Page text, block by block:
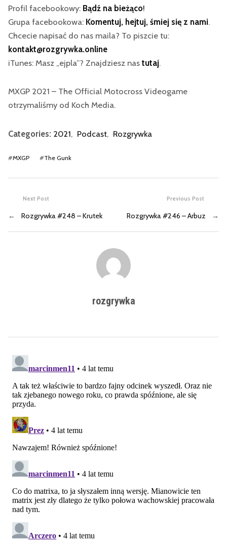
Profil facebookowy: Bądź na bieżąco!
Grupa facebookowa: Komentuj, hejtuj, śmiej się z nami.
Chcecie napisać do nas maila? To piszcie tu:
kontakt@rozgrywka.online
iTunes: Masz „ejpla”? Znajdziesz nastutaj.
MXGP 2021 – The Official Motocross Videogame
otrzymaliśmy od Koch Media.
Categories: 2021, Podcast, Rozgrywka
#MXGP #The Gunk
Previous Post
Rozgrywka #246 – Arbuz →
Next Post
← Rozgrywka #248 – Krutek
rozgrywka